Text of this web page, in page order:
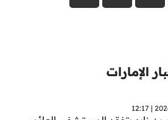
الإمارات